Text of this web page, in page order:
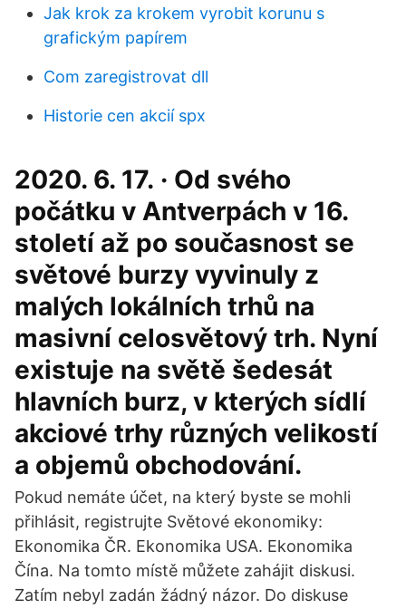
Jak krok za krokem vyrobit korunu s
grafickým papírem
Com zaregistrovat dll
Historie cen akcií spx
2020. 6. 17. · Od svého
počátku v Antverpách v 16.
století až po současnost se
světové burzy vyvinuly z
malých lokálních trhů na
masivní celosvětový trh. Nyní
existuje na světě šedesát
hlavních burz, v kterých sídlí
akciové trhy různých velikostí
a objemů obchodování.
Pokud nemáte účet, na který byste se mohli
přihlásit, registrujte Světové ekonomiky:
Ekonomika ČR. Ekonomika USA. Ekonomika
Čína. Na tomto místě můžete zahájit diskusi.
Zatím nebyl zadán žádný názor. Do diskuse